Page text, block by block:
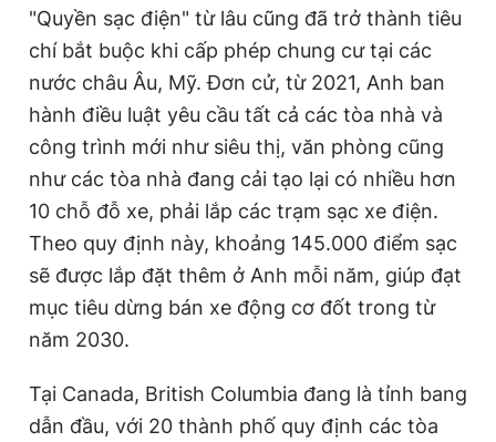
"Quyền sạc điện" từ lâu cũng đã trở thành tiêu
chí bắt buộc khi cấp phép chung cư tại các
nước châu Âu, Mỹ. Đơn cử, từ 2021, Anh ban
hành điều luật yêu cầu tất cả các tòa nhà và
công trình mới như siêu thị, văn phòng cũng
như các tòa nhà đang cải tạo lại có nhiều hơn
10 chỗ đỗ xe, phải lắp các trạm sạc xe điện.
Theo quy định này, khoảng 145.000 điểm sạc
sẽ được lắp đặt thêm ở Anh mỗi năm, giúp đạt
mục tiêu dừng bán xe động cơ đốt trong từ
năm 2030.
Tại Canada, British Columbia đang là tỉnh bang
dẫn đầu, với 20 thành phố quy định các tòa